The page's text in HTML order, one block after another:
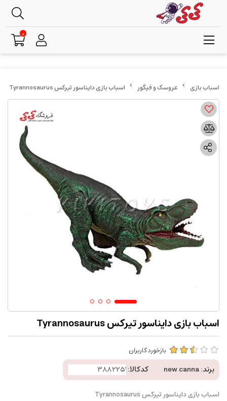
عروسک و فیگور اسباب بازی دایناسور تیرکس Tyrannosaurus
اسباب بازی دایناسور تیرکس Tyrannosaurus
بازخورد کاربران
برند:new canna کدکالا:
اسباب بازی دایناسور تیرکس Tyrannosaurus
0